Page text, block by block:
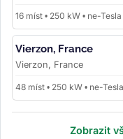
16 míst • 250 kW • ne-Tesla
Vierzon, France
Vierzon, France
48 míst • 250 kW • ne-Tesla
Zobrazit